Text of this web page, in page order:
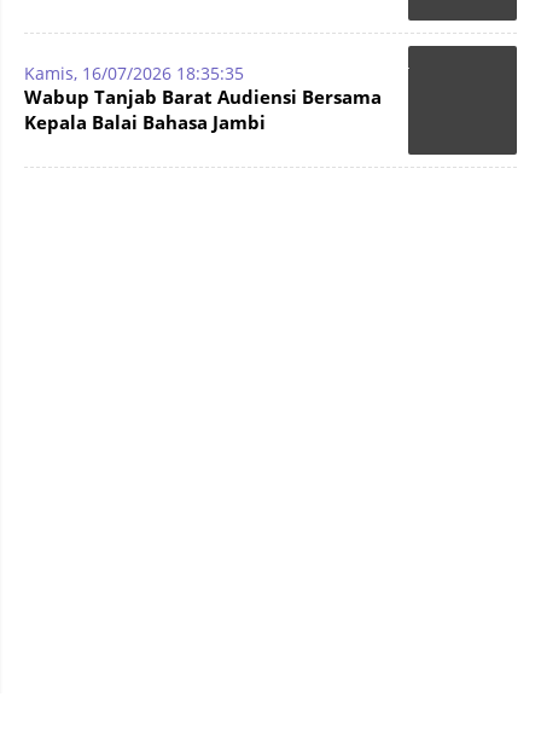
Kamis, 16/07/2026 18:35:35
Wabup Tanjab Barat Audiensi Bersama
Kepala Balai Bahasa Jambi